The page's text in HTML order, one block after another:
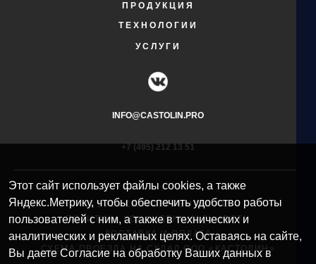
ПРОДУКЦИЯ
ТЕХНОЛОГИИ
УСЛУГИ
INFO@CASTOLIN.PRO
+7 (495) 212 13 51​
© 2025 CASTOLIN EUTECTIC
ПОЛИТИКА КОНФИДЕНЦИАЛЬНОСТИ
ДОСТАВКА И ОПЛАТА
СХЕМА ПРОЕЗДА НА СКЛАД ООО «КАСТОЛИН»
Этот сайт использует файлы cookies, а также
Яндекс.Метрику, чтобы обеспечить удобство работы
пользователей с ним, а также в технических и
аналитических и рекламных целях. Оставаясь на сайте,
Вы даете Согласие на обработку Ваших данных в